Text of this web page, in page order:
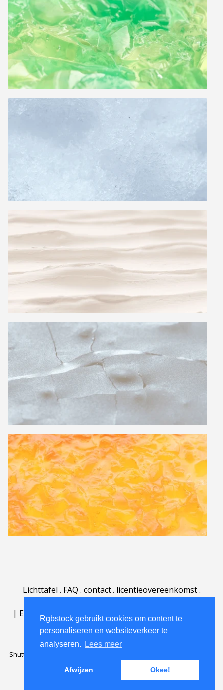
Rgbstock gebruikt cookies om content te
personaliseren en websiteverkeer te
analyseren.
Lees meer
Afwijzen Okee!
Lichttafel . FAQ . contact. licentieovereenkomst.
| English | Deutsch Español | Português
Nederlands|
Shutterstock official partner of Rgbstock
Rgbstock